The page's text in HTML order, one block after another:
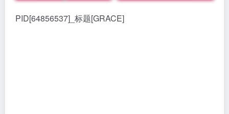
PID[64856537]_标题[GRACE]